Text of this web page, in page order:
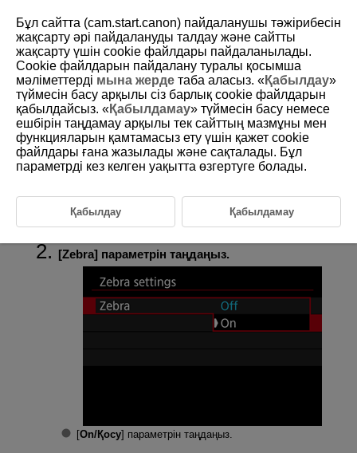
D388-111
Zebra параметрлері
Экспозицияны фильм жазудан бұрын немесе фильм жазу кезінде
реттеуіңізге көмектесу үшін жолақты өрнекті көрсетілген
ашықтықтың сурет аймақтарының үстінде немесе айналасында
көрсетуіңізге болады.
:Zebra settings Zebra параметрлері
параметрін (
) таңдаңыз.
[Zebra] параметрін таңдаңыз.
[On/Қосу] параметрін таңдаңыз.
Бұл сайтта (cam.start.canon) пайдаланушы тәжірибесін
жақсарту әрі пайдалануды талдау және сайтты
жақсарту үшін сookie файлдары пайдаланылады.
Cookie файлдарын пайдалану туралы қосымша
мәліметтерді мына жерде таба аласыз. «Қабылдау»
түймесін басу арқылы сіз барлық cookie файлдарын
қабылдайсыз. «Қабылдамау» түймесін басу немесе
ешбірін таңдамау арқылы тек сайттың мазмұны мен
функцияларын қамтамасыз ету үшін қажет cookie
файлдары ғана жазылады және сақталады. Бұл
параметрді кез келген уақытта өзгертуге болады.
Қабылдау Қабылдамау